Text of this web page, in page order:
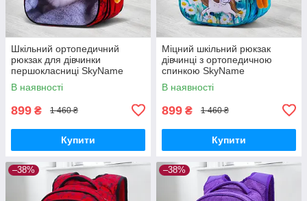
Шкільний ортопедичний
рюкзак для дівчинки
першокласниці SkyName
червоний з котиком/
Водонепроникний портфель
В наявності
899 ₴ 1 460 ₴
Купити
Міцний шкільний рюкзак
дівчинці з ортопедичною
спинкою SkyName
"Єдиноріг"/ Водонепроникний
блакитний портфель для
В наявності
899 ₴ 1 460 ₴
Купити
–38% –38%